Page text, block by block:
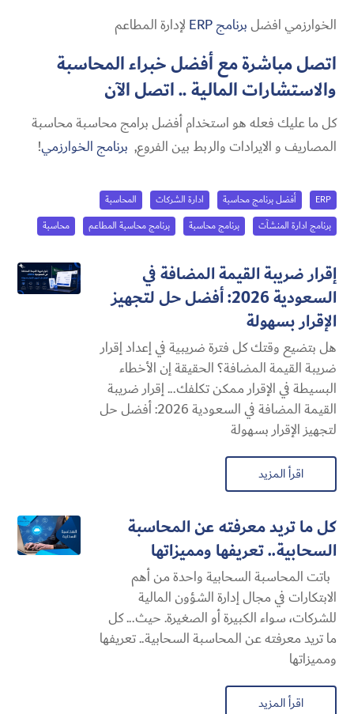
الخوارزمي افضلبرنامج ERP لإدارة المطاعم
اتصل مباشرة مع أفضل خبراء المحاسبة
والاستشارات المالية ..اتصل الآن
كل ما عليك فعله هو استخدام أفضل برامج محاسبة محاسبة
المصاريف و الايرادات والربط بين الفروع, برنامج الخوارزمي!
ERP أفضل برنامج محاسبة ادارة الشركات
المحاسبة
برنامج ادارة المنشآت
برنامج محاسبة برنامج محاسبة المطاعم محاسبة
إقرار ضريبة القيمة المضافة في
السعودية 2026: أفضل حل لتجهيز
الإقرار بسهولة
هل بتضيع وقتك كل فترة ضريبية في إعداد إقرار
ضريبة القيمة المضافة؟ الحقيقة إن الأخطاء
البسيطة في الإقرار ممكن تكلفك... إقرار ضريبة
القيمة المضافة في السعودية 2026: أفضل حل
لتجهيز الإقرار بسهولة
اقرأ المزيد
كل ما تريد معرفته عن المحاسبة
السحابية​.. تعريفها ومميزاتها
باتت المحاسبة السحابية​ واحدة من أهم
الابتكارات في مجال إدارة الشؤون المالية
للشركات، سواء الكبيرة أو الصغيرة. حيث... كل
ما تريد معرفته عن المحاسبة السحابية​.. تعريفها
ومميزاتها
اقرأ المزيد